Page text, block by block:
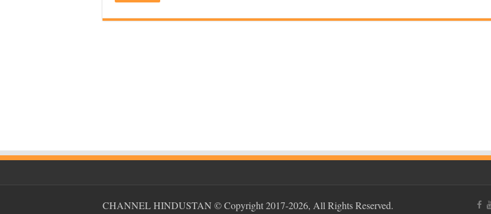
CHANNEL HINDUSTAN © Copyright 2017-2026, All Rights Reserved.